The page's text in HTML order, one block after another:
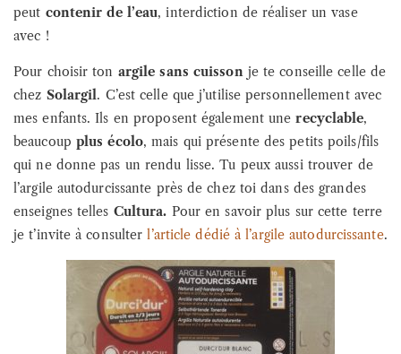
peut contenir de l’eau, interdiction de réaliser un vase
avec !
Pour choisir ton argile sans cuissonje te conseille celle de
chez Solargil. C’est celle que j’utilise personnellement avec
mes enfants. Ils en proposent également unerecyclable,
beaucoup plus écolo, mais qui présente des petits poils/fils
qui ne donne pas un rendu lisse. Tu peux aussi trouver de
l’argile autodurcissante près de chez toi dans des grandes
enseignes telles Cultura. Pour en savoir plus sur cette terre
je t’invite à consulterl’article dédié à l’argile autodurcissante.